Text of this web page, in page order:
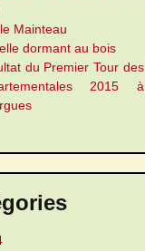
Mainteau
dormant au bois
du Premier Tour des
2015 à